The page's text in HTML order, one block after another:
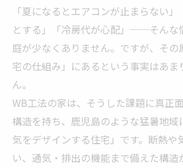
「夏になるとエアコンが止まらない
とする」「冷房代が心配」──そんな
庭が少なくありません。ですが、そ
宅の仕組み」にあるという事実はあま
ん。
WB工法の家は、そうした課題に真正
構造を持ち、鹿児島のような猛暑地域
気をデザインする住宅」です。断熱や
い、通気・排出の機能まで備えた構造